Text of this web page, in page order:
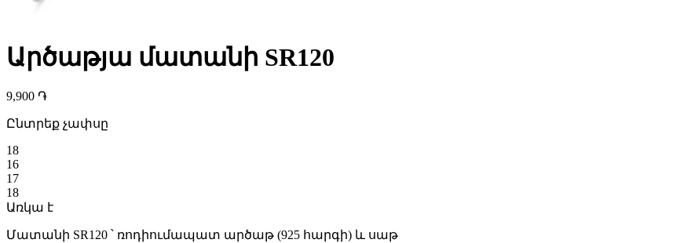
Արծաթյա մատանի SR120
9,900 ֏
Ընտրեք չափսը
18
16
17
18
Առկա է
Մատանի SR120 ՝ ռոդիումապատ արծաթ (925 հարգի) և սաթ